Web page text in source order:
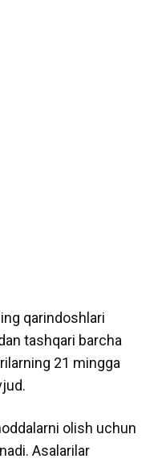
qarindoshlari
tashqari barcha
21 mingga
olish uchun
Asalarilar